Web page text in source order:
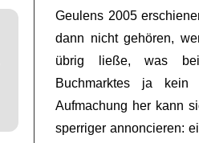
Geulens 2005
dann nicht gehören,
übrig ließe, was
Buchmarktes ja
Aufmachung her kann
sperriger annoncieren: